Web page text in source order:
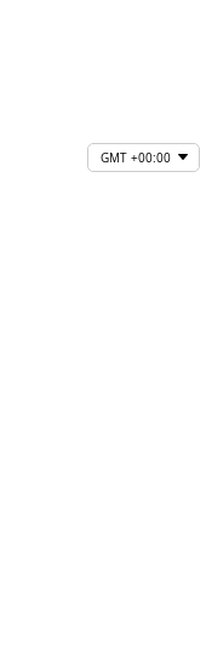
GMT +00:00